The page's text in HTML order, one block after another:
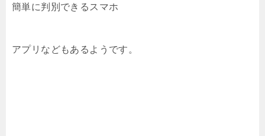
簡単に判別できるスマホ
アプリなどもあるようです。